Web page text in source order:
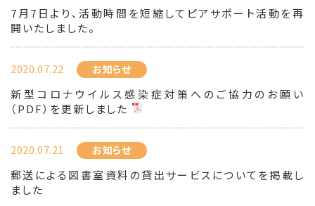
7月7日より、活動時間を短縮してピアサポート活動を再
開いたしました。
2020.07.22 お知らせ
新型コロナウイルス感染症対策へのご協力のお願い
（PDF）を更新しました
2020.07.21 お知らせ
郵送による図書室資料の貸出サービスについてを掲載し
ました